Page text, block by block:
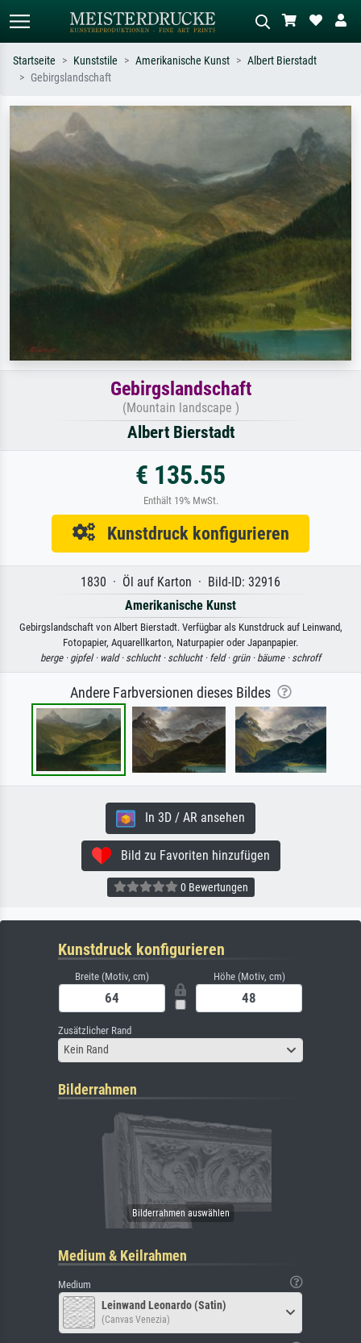
Suchen Sie nach Künstlern, Werktiteln
oder Stilen – z.B. Monet,
Sternennacht, Impressionismus, Welle
Hokusai, Akt.
Wiese, Abstrakt mit viel Rot, Dunkles
Ölgemälde, Stehender Akt neben einem
Baum.
Startseite Kunststile Amerikanische Kunst
Albert Bierstadt
Gebirgslandschaft
Gebirgslandschaft
(Mountain landscape )
Albert Bierstadt
€ 135.55
Enthält 19% MwSt.
Kunstdruck konfigurieren
1830 · Öl auf Karton · Bild-ID: 32916
Amerikanische Kunst
Gebirgslandschaft von Albert Bierstadt. Verfügbar als Kunstdruck auf Leinwand,
Fotopapier, Aquarellkarton, Naturpapier oder Japanpapier.
berge · gipfel · wald · schlucht · schlucht · feld · grün · bäume · schroff
Andere Farbversionen dieses Bildes
In 3D / AR ansehen
Bild zu Favoriten hinzufügen
0 Bewertungen
Kunstdruck konfigurieren
Breite (Motiv, cm) Höhe (Motiv, cm)
Zusätzlicher Rand
Kein Rand
Bilderrahmen
Medium & Keilrahmen
Medium
Leinwand Leonardo (Satin)
(Canvas Venezia)